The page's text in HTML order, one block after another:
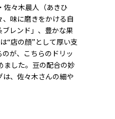
佐々木晨人（あきひ
味に磨きをかける自
レンド」、豊かな果
“店の顔”として厚い支
が、こちらのドリッ
ました。豆の配合の妙
、佐々木さんの細や